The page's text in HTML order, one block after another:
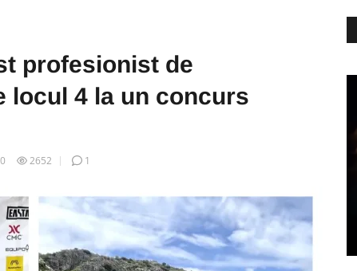
profesionist de
locul 4 la un concurs
2652 1